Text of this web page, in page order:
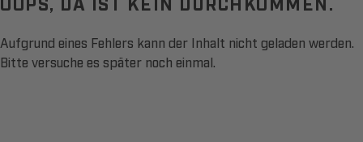
Aufgrund eines Fehlers kann der Inhalt nicht geladen werden.
Bitte versuche es später noch einmal.